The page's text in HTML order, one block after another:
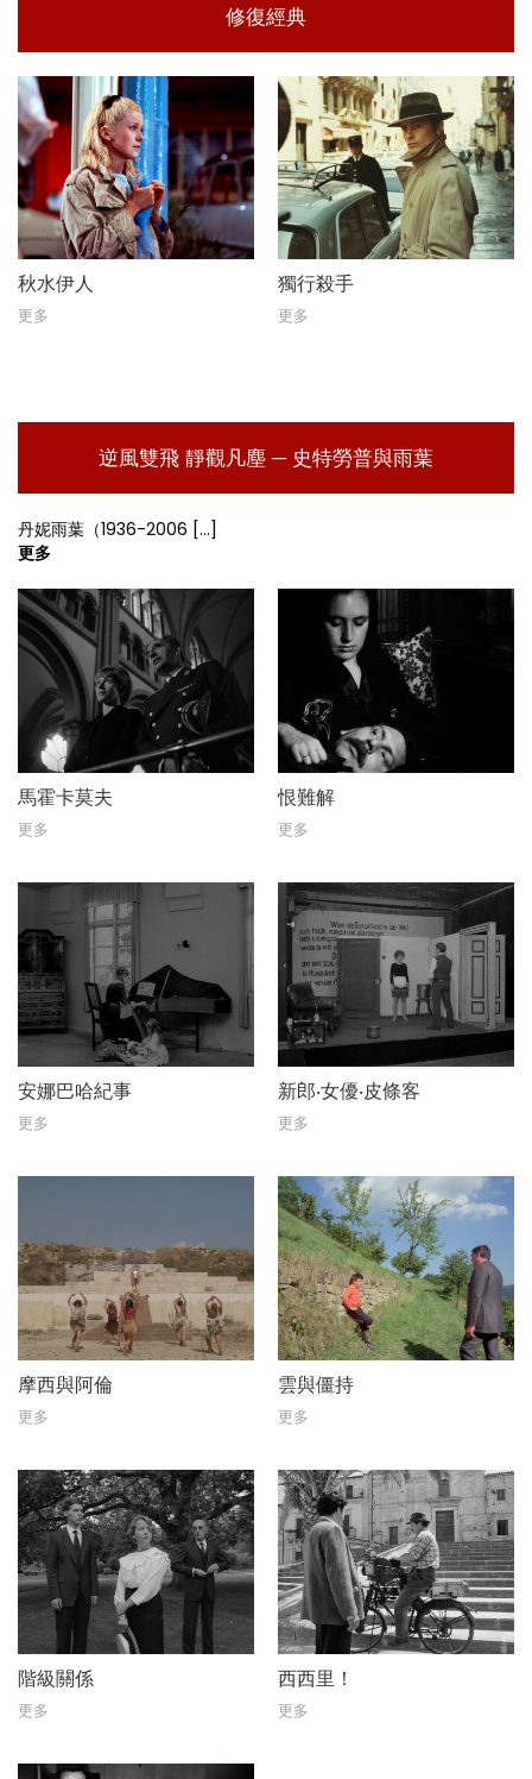
修復經典
秋水伊人
更多
獨行殺手
更多
逆風雙飛 靜觀凡塵 ─ 史特勞普與雨葉
丹妮雨葉（1936-2006 [...]
更多
馬霍卡莫夫
更多
恨難解
更多
安娜巴哈紀事
更多
新郎‧女優‧皮條客
更多
摩西與阿倫
更多
雲與僵持
更多
階級關係
更多
西西里！
更多